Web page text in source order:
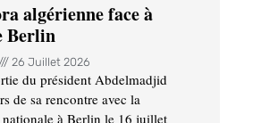
algérienne face à
Berlin
26 Juillet 2026
du président Abdelmadjid
de sa rencontre avec la
à Berlin le 16 juillet